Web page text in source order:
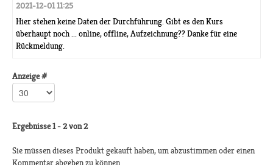
2021-12-01 11:25
Hier stehen keine Daten der Durchführung. Gibt es den Kurs
überhaupt noch ... online, offline, Aufzeichnung?? Danke für eine
Rückmeldung.
Anzeige #
Ergebnisse 1 - 2 von 2
Sie müssen dieses Produkt gekauft haben, um abzustimmen oder einen
Kommentar abgeben zu können.